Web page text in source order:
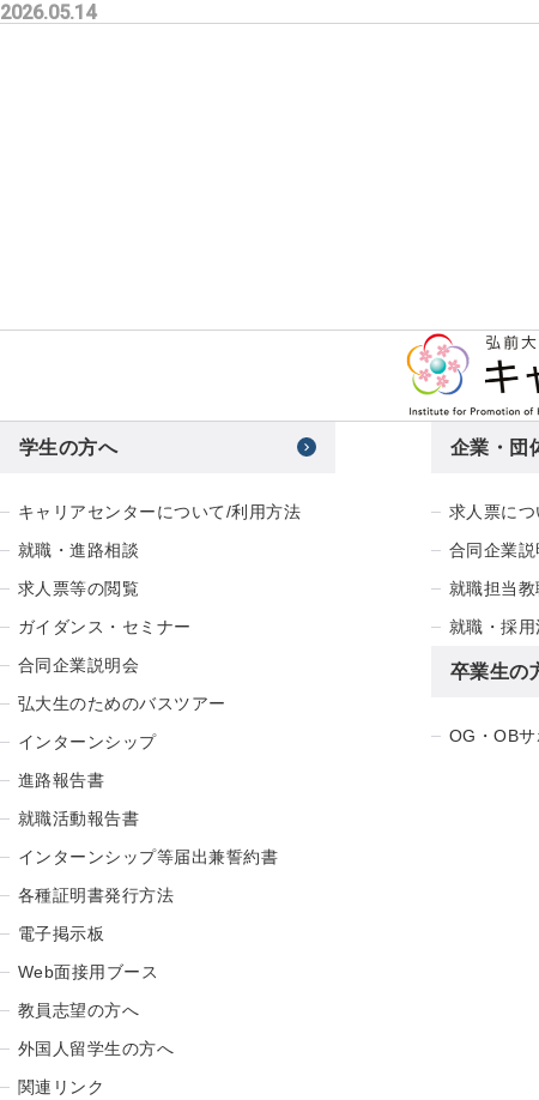
2026.05.14
学生の方へ
キャリアセンターについて/利用方法
就職・進路相談
求人票等の閲覧
ガイダンス・セミナー
合同企業説明会
弘大生のためのバスツアー
インターンシップ
進路報告書
就職活動報告書
インターンシップ等届出兼誓約書
各種証明書発行方法
電子掲示板
Web面接用ブース
教員志望の方へ
外国人留学生の方へ
関連リンク
企業・団
求人票につ
合同企業
就職担当
就職・採
卒業生の
OG・OB